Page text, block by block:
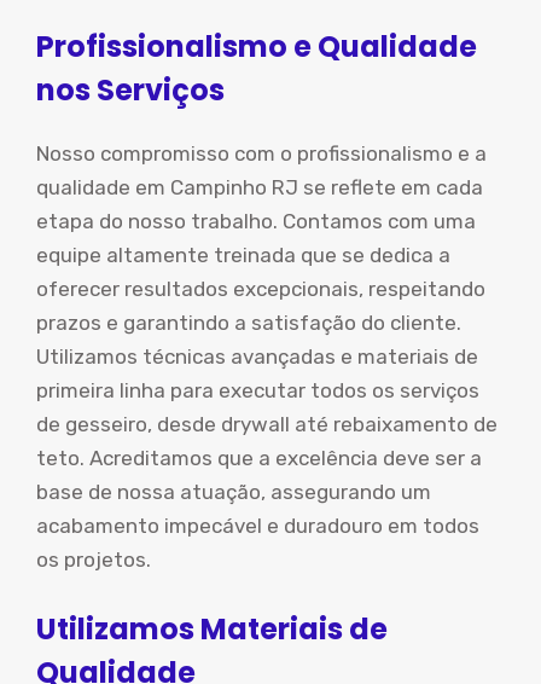
Profissionalismo e Qualidade
nos Serviços
Nosso compromisso com o profissionalismo e a
qualidade em Campinho RJ se reflete em cada
etapa do nosso trabalho. Contamos com uma
equipe altamente treinada que se dedica a
oferecer resultados excepcionais, respeitando
prazos e garantindo a satisfação do cliente.
Utilizamos técnicas avançadas e materiais de
primeira linha para executar todos os serviços
de gesseiro, desde drywall até rebaixamento de
teto. Acreditamos que a excelência deve ser a
base de nossa atuação, assegurando um
acabamento impecável e duradouro em todos
os projetos.
Utilizamos Materiais de
Qualidade